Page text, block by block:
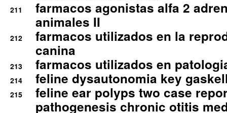
211
farmacos agonistas alfa 2
animales II
212
farmacos utilizados en la
canina
213 farmacos utilizados en
214 feline dysautonomia key
215
feline ear polyps two case
pathogenesis chronic otitis